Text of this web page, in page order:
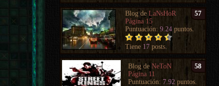
57
Blog deLaNsHoR
Página 15
Puntuación:9.24 puntos.
Tiene 17 posts.
58
Blog deNeToN
Página 11
Puntuación: 7.92 puntos.